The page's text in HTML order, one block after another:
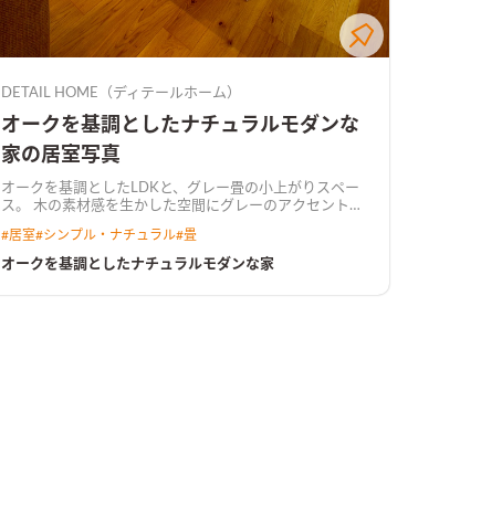
DETAIL HOME（ディテールホーム）
オークを基調としたナチュラルモダンな
家の居室写真
オークを基調としたLDKと、グレー畳の小上がりスペー
ス。 木の素材感を生かした空間にグレーのアクセントが
#居室#シンプル・ナチュラル#畳
オークを基調としたナチュラルモダンな家